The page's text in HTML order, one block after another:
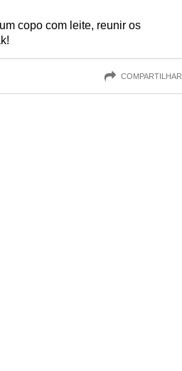
copo com leite, reunir os
COMPARTILHAR